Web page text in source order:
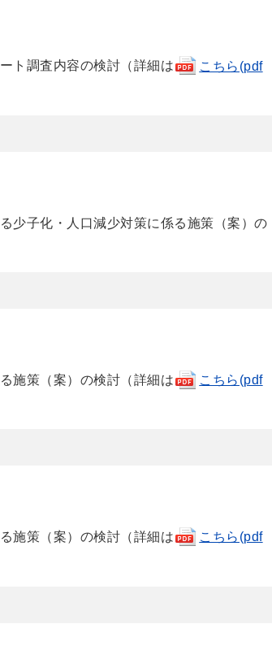
ト調査内容の検討（詳細は
こちら(pdf
少子化・人口減少対策に係る施策（案）の
施策（案）の検討（詳細は
こちら(pdf
施策（案）の検討（詳細は
こちら(pdf